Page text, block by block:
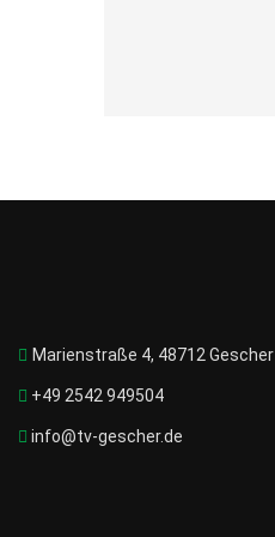
Marienstraße 4, 48712 Gescher
+49 2542 949504
info@tv-gescher.de